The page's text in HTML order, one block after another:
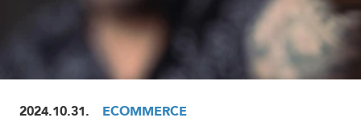
KÜLDÉS
2024.10.31. ECOMMERCE